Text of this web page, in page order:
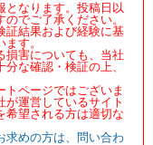
なります。投稿日以
でご了承ください。
証結果および経験に基
す。
害についても、当社
な確認・検証の上、
ページではございま
運営しているサイト
希望される方は適切な
求めの方は、問い合わ